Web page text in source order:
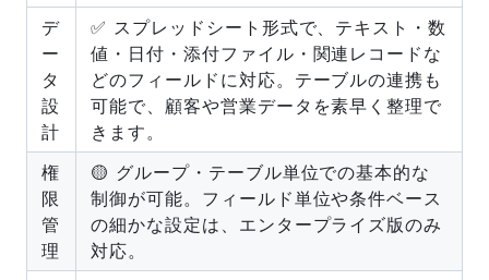
デ
ー
タ
設
計
✅ スプレッドシート形式で、テキスト・数
値・日付・添付ファイル・関連レコードな
どのフィールドに対応。テーブルの連携も
可能で、顧客や営業データを素早く整理で
きます。
権
限
管
理
🟡 グループ・テーブル単位での基本的な
制御が可能。フィールド単位や条件ベース
の細かな設定は、エンタープライズ版のみ
対応。